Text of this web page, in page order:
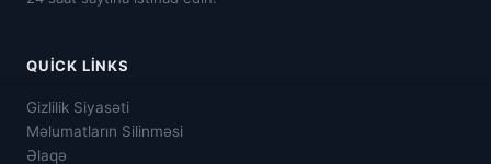
QUICK LINKS
Gizlilik Siyasəti
Məlumatların Silinməsi
Əlaqə